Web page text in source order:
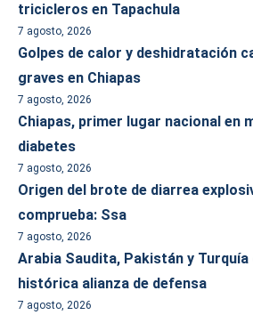
tricicleros en Tapachula
7 agosto, 2026
Golpes de calor y deshidratación
graves en Chiapas
7 agosto, 2026
Chiapas, primer lugar nacional en
diabetes
7 agosto, 2026
Origen del brote de diarrea
comprueba: Ssa
7 agosto, 2026
Arabia Saudita, Pakistán y
histórica alianza de defensa
7 agosto, 2026